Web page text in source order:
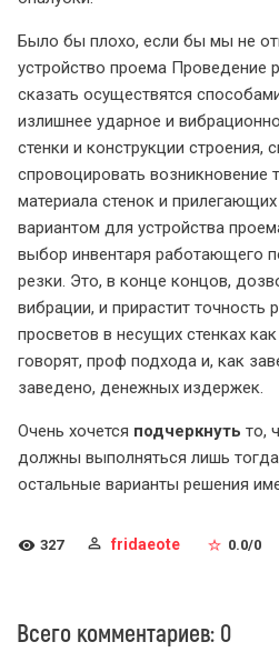
Было бы плохо, если бы мы не
устройство проема Проведение
сказать осуществятся
излишнее ударное и
стенки и конструкции строения,
спровоцировать
материала стенок и
вариантом для устройства
выбор инвентаря работающего
резки. Это, в конце концов,
вибрации, и прирастит точность
просветов в несущих стенках
говорят, проф подхода и, как
заведено, денежных издержек.
Очень хочется подчеркнуть то,
должны выполняться лишь
остальные варианты решения
327 fridaeote 0.0/0
Всего комментариев: 0